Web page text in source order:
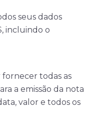
seus dados
incluindo o
fornecer todas as
a emissão da nota
valor e todos os